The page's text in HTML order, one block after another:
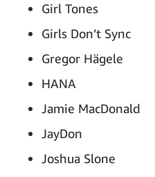
Girl Tones
Girls Don’t Sync
Gregor Hägele
HANA
Jamie MacDonald
JayDon
Joshua Slone